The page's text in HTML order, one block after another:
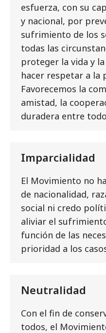
esfuerza, con su
y nacional, por
sufrimiento de los
todas las
proteger la vida y
hacer respetar a la
Favorecemos la
amistad, la
duradera entre
Imparcialidad
El Movimiento no
de nacionalidad,
social ni credo
aliviar el
función de las
prioridad a los
Neutralidad
Con el fin de
todos, el